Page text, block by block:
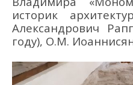
историк
Александрович
году), О.М.